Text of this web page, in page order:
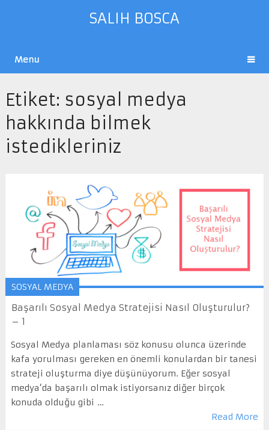
SALIH BOSCA
Menu
Etiket: sosyal medya
hakkında bilmek
istedikleriniz
SOSYAL MEDYA
Başarılı Sosyal Medya Stratejisi Nasıl Oluşturulur?
– 1
Sosyal Medya planlaması söz konusu olunca üzerinde
kafa yorulması gereken en önemli konulardan bir tanesi
strateji oluşturma diye düşünüyorum. Eğer sosyal
medya’da başarılı olmak istiyorsanız diğer birçok
konuda olduğu gibi …
Read More